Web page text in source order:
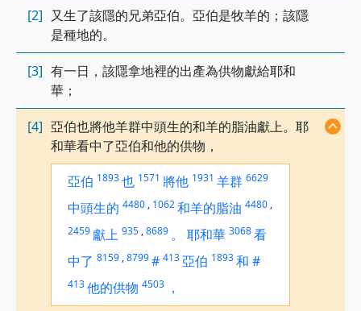
[2] 又生了該隱的兄弟亞伯。亞伯是牧羊的；該隱
是種地的。
[3] 有一日，該隱拿地裡的出產為供物獻給耶和
華；
[4] 亞伯也將他羊群中頭生的和羊的脂油獻上。耶
和華看中了亞伯和他的供物，
亞伯 1893也 1571 將他 1931 羊群 6629
中頭生的 4480 , 1062和羊的脂油 4480 ,
2459 獻上 935 ,8689 。 耶和華 3068看
中了 8159 ,8799# 413亞伯 1893和 #
413他的供物 4503 ，